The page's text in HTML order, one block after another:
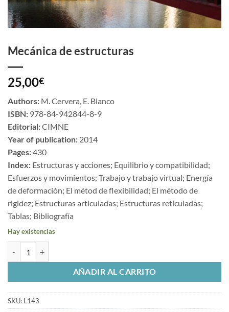
Mecánica de estructuras
25,00€
Authors: M. Cervera, E. Blanco
ISBN: 978-84-942844-8-9
Editorial:CIMNE
Year of publication: 2014
Pages:430
Index: Estructuras y acciones; Equilibrio y compatibilidad;
Esfuerzos y movimientos; Trabajo y trabajo virtual; Energía
de deformación; El métod de flexibilidad; El método de
rigidez; Estructuras articuladas; Estructuras reticuladas;
Tablas; Bibliografía
Hay existencias
AÑADIR AL CARRITO
SKU: L143